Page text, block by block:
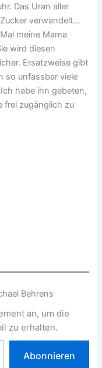
Das Uran aller
verwandelt…
meine Mama
wird diesen
Ersatzweise gibt
so unfassbar viele
habe ihn gebeten,
frei zugänglich zu
Behrens
an, um die
zu erhalten.
Abonnieren